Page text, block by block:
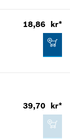
18,86 kr*
39,70 kr*